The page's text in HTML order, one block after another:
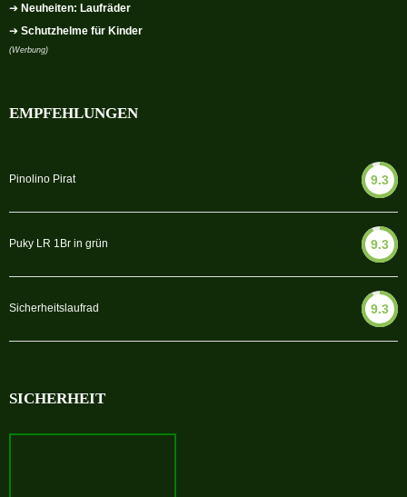
➔ Neuheiten: Laufräder
➔ Schutzhelme für Kinder
(Werbung)
EMPFEHLUNGEN
Pinolino Pirat 9.3
Puky LR 1Br in grün 9.3
Sicherheitslaufrad 9.3
SICHERHEIT